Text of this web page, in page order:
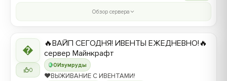
Обзор сервера

0
0Изумруды
🔥ВАЙП СЕГОДНЯ! ИВЕНТЫ ЕЖЕДНЕВНО!🔥
сервер Майнкрафт
❤️ВЫЖИВАНИЕ С ИВЕНТАМИ!